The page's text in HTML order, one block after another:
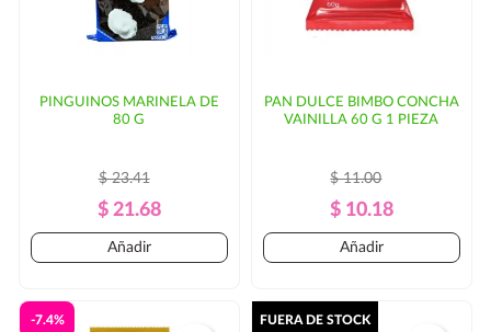
PINGUINOS MARINELA DE
80 G
Precio
Regular
$ 23.41
Precio
$ 21.68
Añadir
PAN DULCE BIMBO CONCHA
VAINILLA 60 G 1 PIEZA
Precio
Regular
$ 11.00
Precio
$ 10.18
Añadir
-7.4% FUERA DE STOCK